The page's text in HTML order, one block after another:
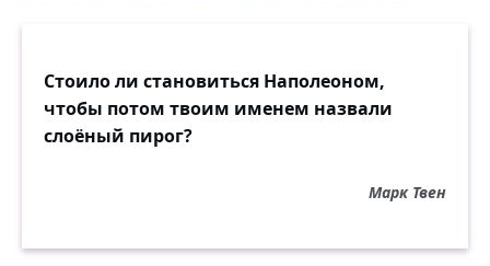
Стоило ли становиться Наполеоном,
чтобы потом твоим именем назвали
слоёный пирог?
Марк Твен